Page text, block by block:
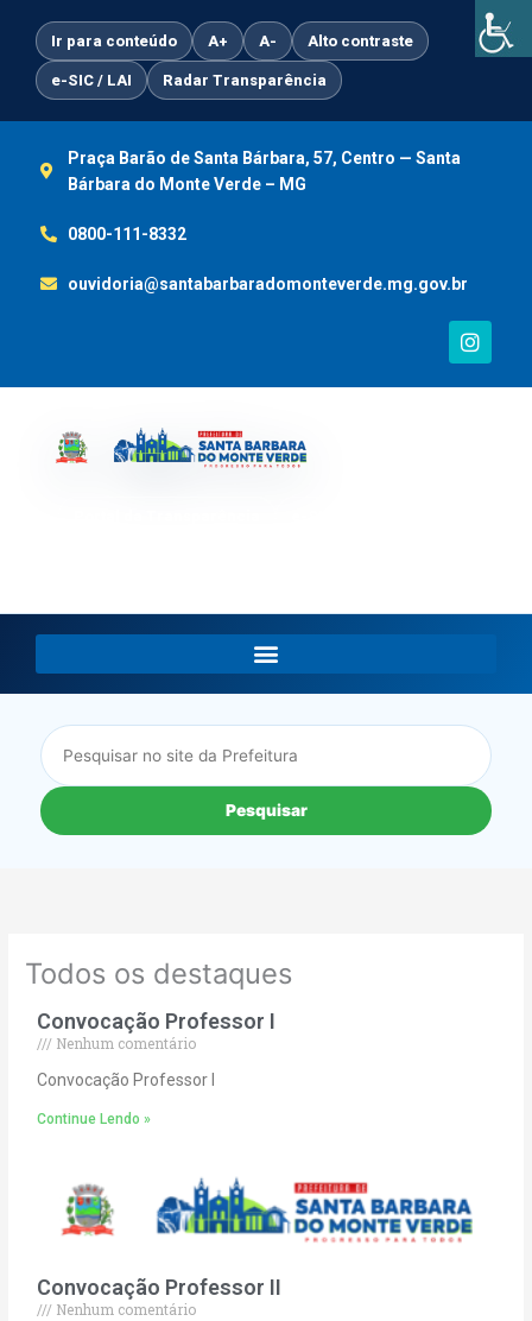
conteúdo
Ir para conteúdo A+ A- Alto contraste
e-SIC / LAI Radar Transparência
Praça Barão de Santa Bárbara, 57, Centro — Santa
Bárbara do Monte Verde – MG
0800-111-8332
ouvidoria@santabarbaradomonteverde.mg.gov.br
I
n
t
Pesquisar
Todos os destaques
Convocação Professor I
Nenhum comentário
Convocação Professor I
Continue Lendo »
Convocação Professor II
Nenhum comentário